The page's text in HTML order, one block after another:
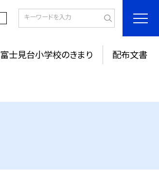
富士見台小学校のきまり 配布文書